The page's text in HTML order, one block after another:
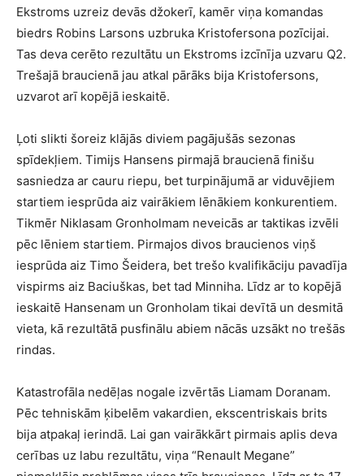
Ekstroms uzreiz devās džokerī, kamēr viņa komandas
biedrs Robins Larsons uzbruka Kristofersona pozīcijai.
Tas deva cerēto rezultātu un Ekstroms izcīnīja uzvaru Q2.
Trešajā braucienā jau atkal pārāks bija Kristofersons,
uzvarot arī kopējā ieskaitē.
Ļoti slikti šoreiz klājās diviem pagājušās sezonas
spīdekļiem. Timijs Hansens pirmajā braucienā finišu
sasniedza ar cauru riepu, bet turpinājumā ar viduvējiem
startiem iesprūda aiz vairākiem lēnākiem konkurentiem.
Tikmēr Niklasam Gronholmam neveicās ar taktikas izvēli
pēc lēniem startiem. Pirmajos divos braucienos viņš
iesprūda aiz Timo Šeidera, bet trešo kvalifikāciju pavadīja
vispirms aiz Baciuškas, bet tad Minniha. Līdz ar to kopējā
ieskaitē Hansenam un Gronholam tikai devītā un desmitā
vieta, kā rezultātā pusfinālu abiem nācās uzsākt no trešās
rindas.
Katastrofāla nedēļas nogale izvērtās Liamam Doranam.
Pēc tehniskām ķibelēm vakardien, ekscentriskais brits
bija atpakaļ ierindā. Lai gan vairākkārt pirmais aplis deva
cerības uz labu rezultātu, viņa “Renault Megane”